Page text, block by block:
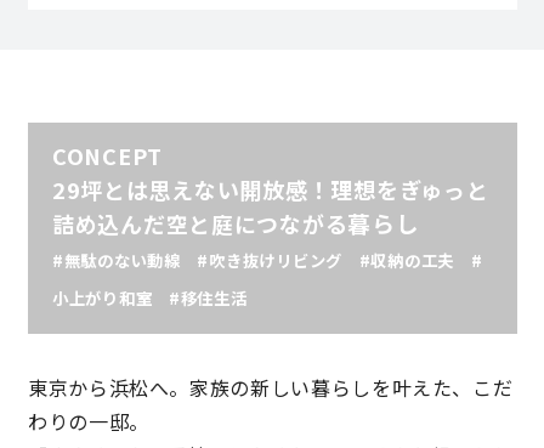
理想の暮らしを引き出すデザイン力
家具まで標準仕様の空間コーディネート
身体に優しい自然素材の家
徹底したコストダウンの追求
CONCEPT
29坪とは思えない開放感！理想をぎゅっと
詰め込んだ空と庭につながる暮らし
#無駄のない動線 #吹き抜けリビング #収納の工夫 #
小上がり和室 #移住生活
東京から浜松へ。家族の新しい暮らしを叶えた、こだ
わりの一邸。